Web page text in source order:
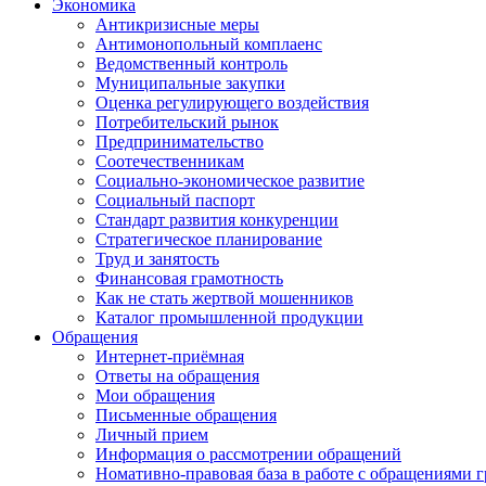
Экономика
Антикризисные меры
Антимонопольный комплаенс
Ведомственный контроль
Муниципальные закупки
Оценка регулирующего воздействия
Потребительский рынок
Предпринимательство
Соотечественникам
Социально-экономическое развитие
Социальный паспорт
Стандарт развития конкуренции
Стратегическое планирование
Труд и занятость
Финансовая грамотность
Как не стать жертвой мошенников
Каталог промышленной продукции
Обращения
Интернет-приёмная
Ответы на обращения
Мои обращения
Письменные обращения
Личный прием
Информация о рассмотрении обращений
Номативно-правовая база в работе с обращениями